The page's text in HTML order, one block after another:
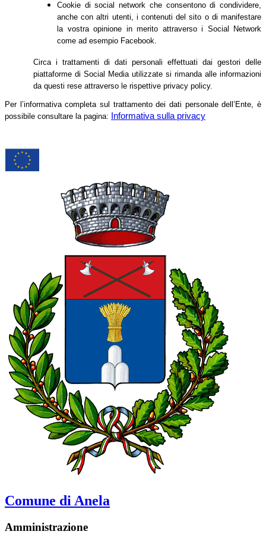
Cookie di social network che consentono di condividere,
anche con altri utenti, i contenuti del sito o di manifestare
la vostra opinione in merito attraverso i Social Network
come ad esempio Facebook.
Circa i trattamenti di dati personali effettuati dai gestori delle
piattaforme di Social Media utilizzate si rimanda alle informazioni
da questi rese attraverso le rispettive privacy policy.
Per l’informativa completa sul trattamento dei dati personale dell’Ente, è
possibile consultare la pagina:
Informativa sulla privacy
Comune di Anela
Amministrazione